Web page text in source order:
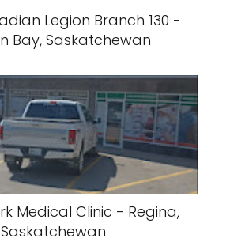
Legion Branch 130 -
Bay, Saskatchewan
Medical Clinic - Regina,
Saskatchewan